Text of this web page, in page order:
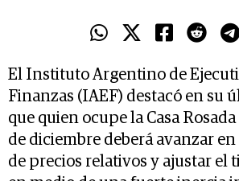
El Instituto Argentino de
Finanzas (IAEF) destacó en su
que quien ocupe la Casa
de diciembre deberá avanzar
de precios relativos y ajustar el